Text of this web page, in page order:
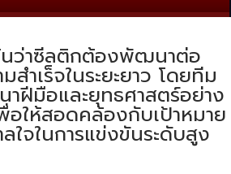
นว่าซีลติกต้องพัฒนาต่อ
สำเร็จในระยะยาว โดยทีม
ฝีมือและยุทธศาสตร์อย่าง
ให้สอดคล้องกับเป้าหมาย
ใจในการแข่งขันระดับสูง